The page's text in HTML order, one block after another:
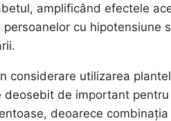
amplificând efectele
cu hipotensiune
considerare utilizarea
de important
deoarece